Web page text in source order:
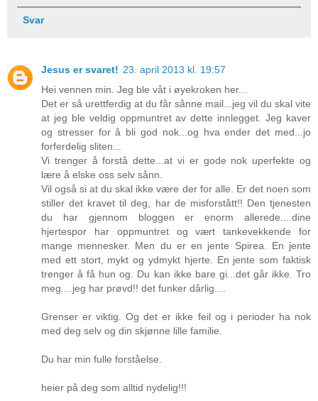
Svar
Jesus er svaret! 23. april 2013 kl. 19:57
Hei vennen min. Jeg ble våt i øyekroken her...
Det er så urettferdig at du får sånne mail...jeg vil du skal vite
at jeg ble veldig oppmuntret av dette innlegget. Jeg kaver
og stresser for å bli god nok...og hva ender det med...jo
forferdelig sliten...
Vi trenger å forstå dette...at vi er gode nok uperfekte og
lære å elske oss selv sånn.
Vil også si at du skal ikke være der for alle. Er det noen som
stiller det kravet til deg, har de misforstått!! Den tjenesten
du har gjennom bloggen er enorm allerede....dine
hjertespor har oppmuntret og vært tankevekkende for
mange mennesker. Men du er en jente Spirea. En jente
med ett stort, mykt og ydmykt hjerte. En jente som faktisk
trenger å få hun og. Du kan ikke bare gi...det går ikke. Tro
meg....jeg har prøvd!! det funker dårlig....
Grenser er viktig. Og det er ikke feil og i perioder ha nok
med deg selv og din skjønne lille familie.
Du har min fulle forståelse.
heier på deg som alltid nydelig!!!